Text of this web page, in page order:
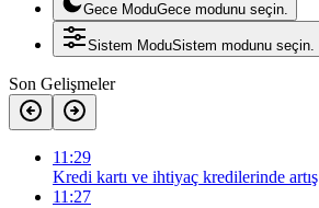
Gece ModuGece modunu seçin.
Sistem ModuSistem modunu seçin.
Son Gelişmeler
11:29
Kredi kartı ve ihtiyaç kredilerinde artış
11:27